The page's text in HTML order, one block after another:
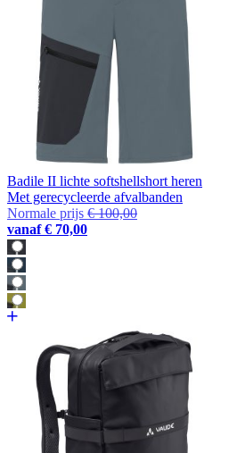
Badile II lichte softshellshort heren
Met gerecycleerde afvalbanden
Normale prijs € 100,00
vanaf € 70,00